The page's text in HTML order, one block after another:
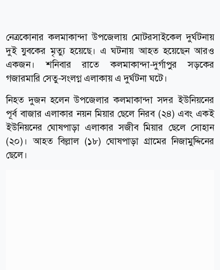
নেত্রকোনার কলমাকান্দা উপজেলায় মোটরসাইকেল দুর্ঘটনায়
দুই যুবকের মৃত্যু হয়েছে। এ ঘটনায় আহত হয়েছেন আরও
একজন। শনিবার রাতে কলমাকান্দা-দুর্গাপুর সড়কের
গজারমারি সেতু-সংলগ্ন এলাকায় এ দুর্ঘটনা ঘটে।
নিহত দুজন হলেন উপজেলার কলমাকান্দা সদর ইউনিয়নের
পূর্ব বাজার এলাকার নয়ন মিয়ার ছেলে নিরব (২৪) এবং একই
ইউনিয়নের ঘোষপাড়া এলাকার সজীব মিয়ার ছেলে সোহান
(২০)। আহত বিল্লাল (১৮) ঘোষপাড়া গ্রামের নিজামুদ্দিনের
ছেলে।